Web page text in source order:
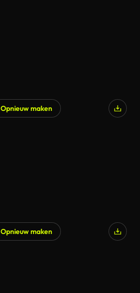
Opnieuw maken
Opnieuw maken